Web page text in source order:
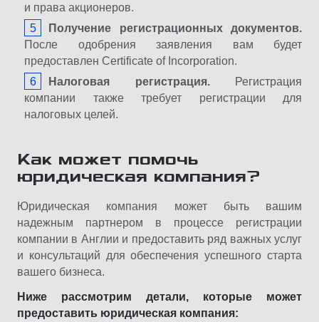
и права акционеров.
Получение регистрационных документов.
После одобрения заявления вам будет
предоставлен Certificate of Incorporation.
Налоговая регистрация.Регистрация
компании также требует регистрации для
налоговых целей.
Как может помочь
юридическая компания?
Юридическая компания может быть вашим
надежным партнером в процессе регистрации
компании в Англии и предоставить ряд важных услуг
и консультаций для обеспечения успешного старта
вашего бизнеса.
Ниже рассмотрим детали, которые может
предоставить юридическая компания: